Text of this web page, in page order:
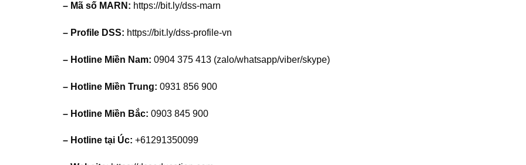
– Mã số MARN: https://bit.ly/dss-marn
– Profile DSS: https://bit.ly/dss-profile-vn
– Hotline Miền Nam: 0904 375 413 (zalo/whatsapp/viber/skype)
– Hotline Miền Trung: 0931 856 900
– Hotline Miền Bắc: 0903 845 900
– Hotline tại Úc: +61291350099